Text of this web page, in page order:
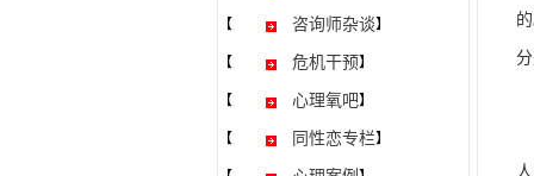
【 咨询师杂谈】
【 危机干预】
【 心理氧吧】
【 同性恋专栏】